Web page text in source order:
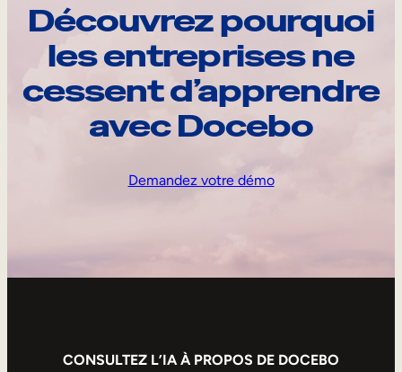
Découvrez pourquoi
les entreprises ne
cessent d’apprendre
avec Docebo
Demandez votre démo
CONSULTEZ L’IA À PROPOS DE DOCEBO